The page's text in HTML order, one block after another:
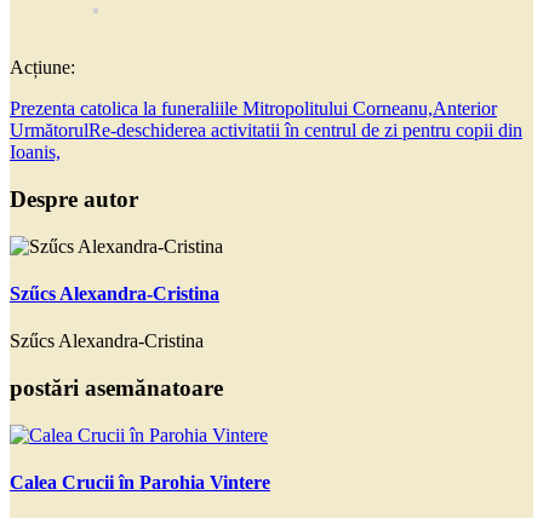
Acțiune:
Prezenta catolica la funeraliile Mitropolitului Corneanu,Anterior
UrmătorulRe-deschiderea activitatii în centrul de zi pentru copii din
Ioanis,
Despre autor
Szűcs Alexandra-Cristina
Szűcs Alexandra-Cristina
postări asemănatoare
Calea Crucii în Parohia Vintere